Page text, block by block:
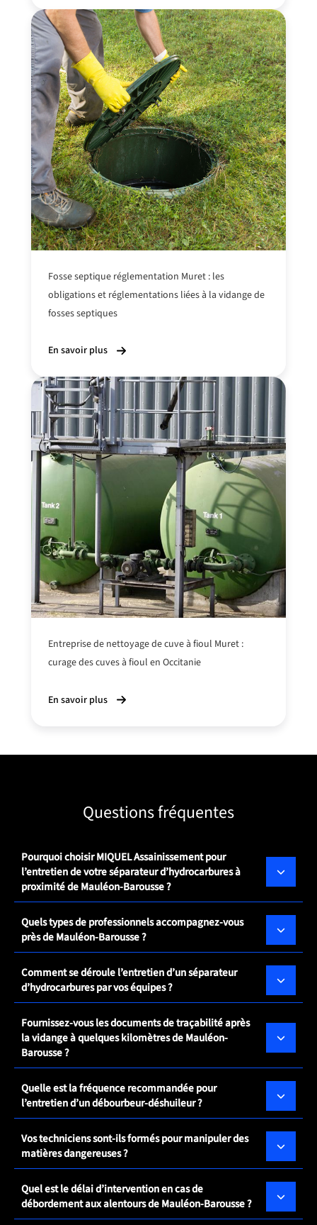
Fosse septique réglementation Muret : les
obligations et réglementations liées à la vidangede
fosses septiques
En savoir plus
Entreprise de nettoyage de cuve à fioul Muret :
curage des cuves à fioul en Occitanie
En savoir plus
Questions fréquentes
Pourquoi choisir MIQUEL Assainissement pour
l’entretien de votre séparateur d’hydrocarbures à
proximité de Mauléon-Barousse ?
Quels types de professionnels accompagnez-vous
près de Mauléon-Barousse ?
Comment se déroule l’entretien d’un séparateur
d’hydrocarbures par vos équipes ?
Fournissez-vous les documents de traçabilité après
la vidange à quelques kilomètres de Mauléon-
Barousse ?
Quelle est la fréquence recommandée pour
l’entretien d’un débourbeur-déshuileur ?
Vos techniciens sont-ils formés pour manipuler des
matières dangereuses ?
Quel est le délai d’intervention en cas de
débordement aux alentours de Mauléon-Barousse ?